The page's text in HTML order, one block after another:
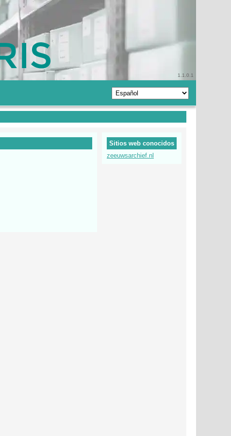
1.1.0.1
Sitios web conocidos
zeeuwsarchief.nl